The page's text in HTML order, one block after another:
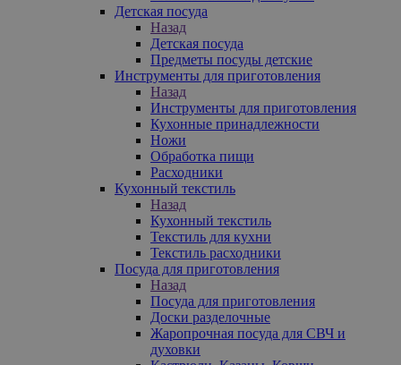
Детская посуда
Назад
Детская посуда
Предметы посуды детские
Инструменты для приготовления
Назад
Инструменты для приготовления
Кухонные принадлежности
Ножи
Обработка пищи
Расходники
Кухонный текстиль
Назад
Кухонный текстиль
Текстиль для кухни
Текстиль расходники
Посуда для приготовления
Назад
Посуда для приготовления
Доски разделочные
Жаропрочная посуда для СВЧ и
духовки